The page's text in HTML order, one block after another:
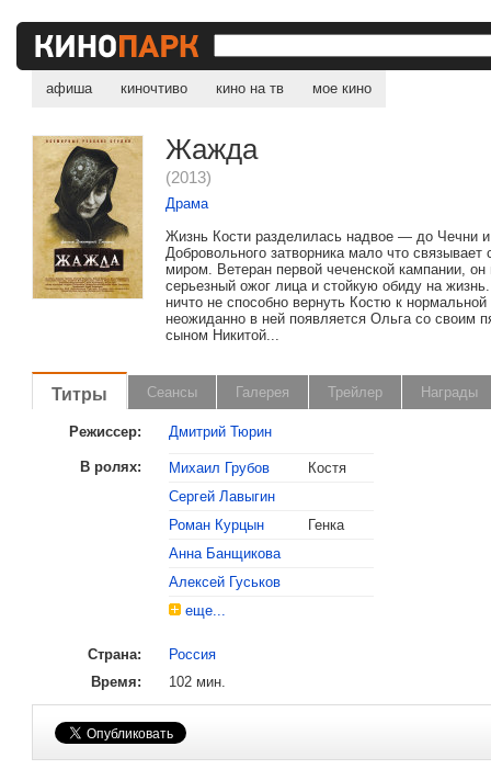
афиша киночтиво кино на тв мое кино
Жажда
(2013)
Драма
Жизнь Кости разделилась надвое — до Чечни
Добровольного затворника мало что
миром. Ветеран первой чеченской кампании, он
серьезный ожог лица и стойкую обиду на
ничто не способно вернуть Костю к
неожиданно в ней появляется Ольга со своим
сыном Никитой...
Титры Сеансы Галерея Трейлер Награды
Режиссер: Дмитрий Тюрин
В ролях: Михаил Грубов
Костя
Сергей Лавыгин
Роман Курцын
Генка
Анна Банщикова
Алексей Гуськов
еще...
Страна:
Россия
Время:
102 мин.
, поделитесь своим мнением